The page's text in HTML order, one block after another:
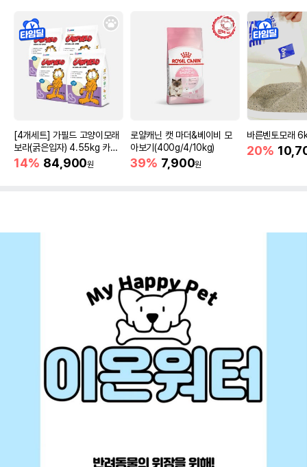
[4개세트] 가필드 고양이모래
보라(굵은입자) 4.55kg 카사
바모래
14% 84,900원
로얄캐닌 캣 마더&베이비 모
아보기(400g/4/10kg)
39% 7,900원
바른벤토모래
20%